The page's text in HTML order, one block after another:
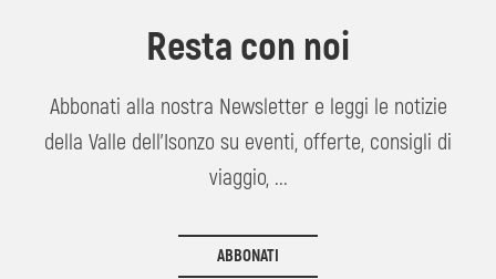
Resta con noi
Abbonati alla nostra Newsletter e leggi le notizie
della Valle dell'Isonzo su eventi, offerte, consigli di
viaggio, ...
ABBONATI